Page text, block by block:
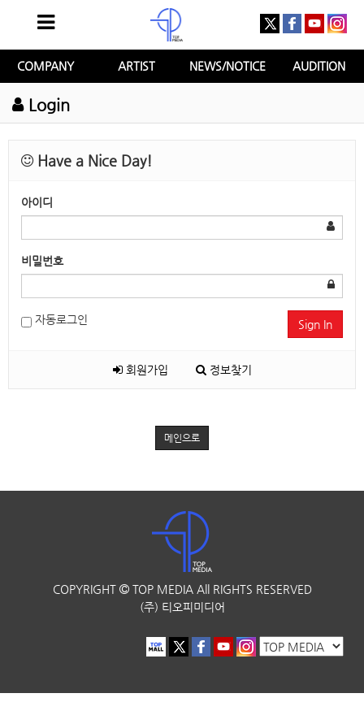
COMPANY ARTIST NEWS/NOTICE AUDITION
Login
Have a Nice Day!
아이디
비밀번호
자동로그인 Sign In
회원가입 정보찾기
메인으로
COPYRIGHT TOP MEDIA All RIGHTS RESERVED
(주) 티오피미디어